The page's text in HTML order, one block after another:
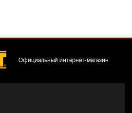
Официальный интернет-магазин